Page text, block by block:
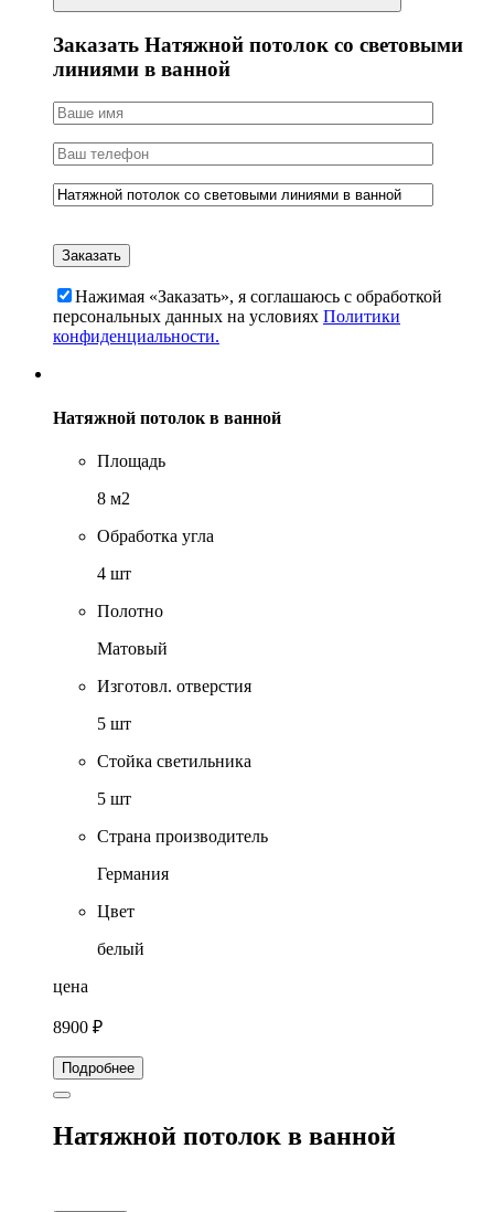
Заказать Натяжной потолок со световыми
линиями в ванной
Нажимая «Заказать», я соглашаюсь c обработкой
персональных данных на условиях Политики
конфиденциальности.
Натяжной потолок в ванной
Площадь
8 м2
Обработка угла
4 шт
Полотно
Матовый
Изготовл. отверстия
5 шт
Стойка светильника
5 шт
Страна производитель
Германия
Цвет
белый
цена
8900 ₽
Подробнее
Натяжной потолок в ванной